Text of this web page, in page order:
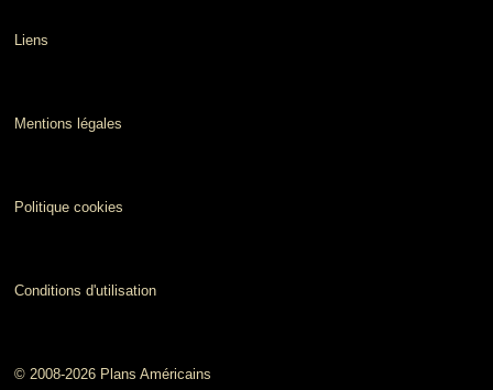
Liens
Mentions légales
Politique cookies
Conditions d'utilisation
© 2008-2026 Plans Américains